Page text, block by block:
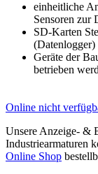
einheitliche
Sensoren zur
SD-Karten
Geräte der
betrieben
Online nicht
Unsere Anzeige- &
Industriearmaturen
Online Shop